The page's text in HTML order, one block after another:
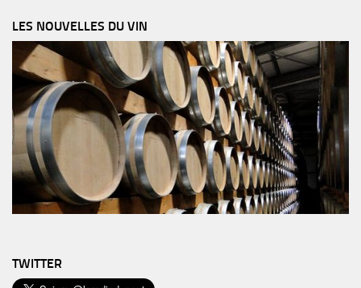
LES NOUVELLES DU VIN
TWITTER